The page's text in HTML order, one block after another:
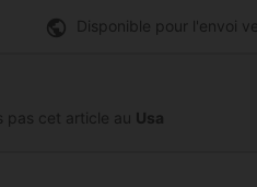
Disponible pour l'envoi
pas cet article au Usa